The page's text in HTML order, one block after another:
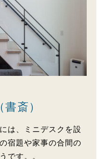
斎）
は、ミニデスクを設
宿題や家事の合間の
です。。